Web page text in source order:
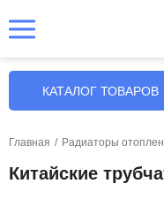
КАТАЛОГ ТОВАРОВ
Главная / Радиаторы
Китайские